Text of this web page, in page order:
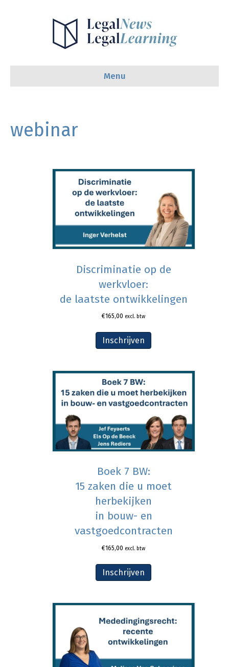
Menu
webinar
Discriminatie op de
werkvloer:
de laatste ontwikkelingen
€165,00 excl. btw
Inschrijven
Boek 7 BW:
15 zaken die u moet
herbekijken
in bouw- en
vastgoedcontracten
€165,00 excl. btw
Inschrijven